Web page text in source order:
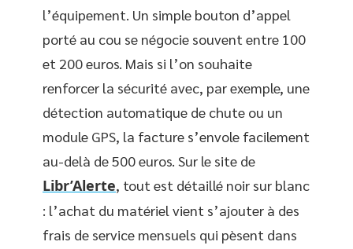
l’équipement. Un simple bouton d’appel
porté au cou se négocie souvent entre 100
et 200 euros. Mais si l’on souhaite
renforcer la sécurité avec, par exemple, une
détection automatique de chute ou un
module GPS, la facture s’envole facilement
au-delà de 500 euros. Sur le site de
Libr’Alerte, tout est détaillé noir sur blanc
: l’achat du matériel vient s’ajouter à des
frais de service mensuels qui pèsent dans